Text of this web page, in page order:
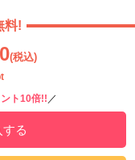
料!
(税込)
ト10倍!! ／
る